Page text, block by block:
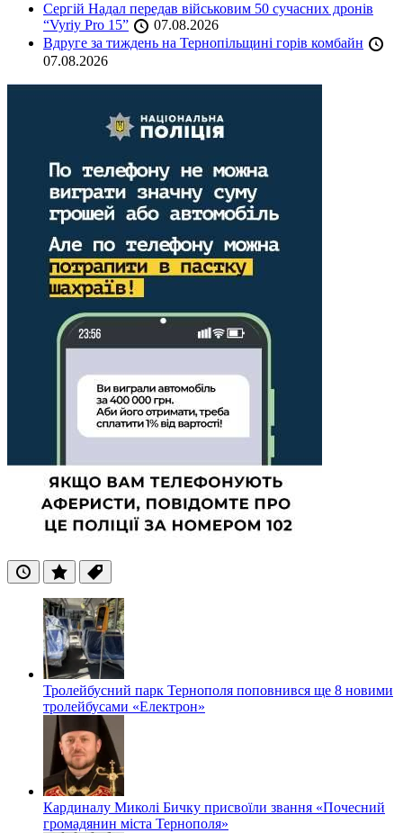
Сергій Надал передав військовим 50 сучасних дронів
“Vyriy Pro 15”
07.08.2026
Вдруге за тиждень на Тернопільщині горів комбайн
07.08.2026
ОстанніПопулярні
Теги
Тролейбусний парк Тернополя поповнився ще 8 новими
тролейбусами «Електрон»
Кардиналу Миколі Бичку присвоїли звання «Почесний
громадянин міста Тернополя»